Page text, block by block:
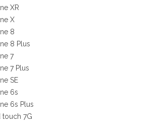
XR
X
8
8 Plus
7
7 Plus
SE
6s
6s Plus
touch 7G